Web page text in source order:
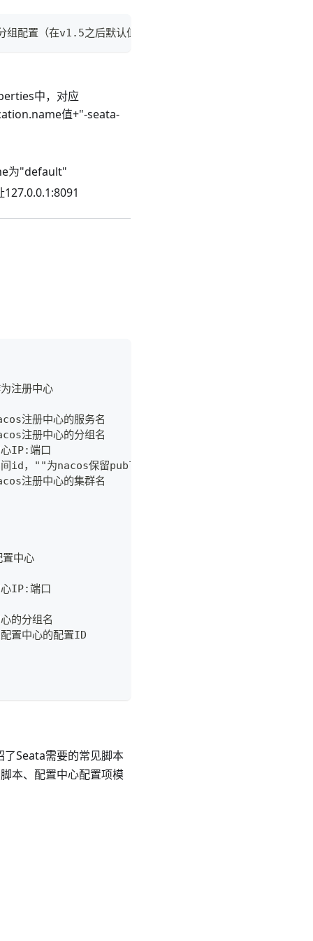
（在v1.5之后默认值为default_tx_group）
中，对应
值+"-seata-
为"default"
注册中心
注册中心的服务名
注册中心的分组名
IP:端口
，""为nacos保留public空间控件，用户勿配置
注册中心的集群名
中心
IP:端口
的分组名
中心的配置ID
了Seata需要的常见脚本
本、配置中心配置项模